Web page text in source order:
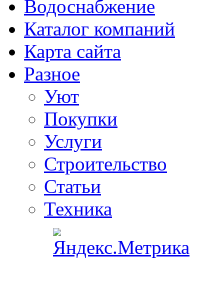
Водоснабжение
Каталог компаний
Карта сайта
Разное
Уют
Покупки
Услуги
Строительство
Статьи
Техника